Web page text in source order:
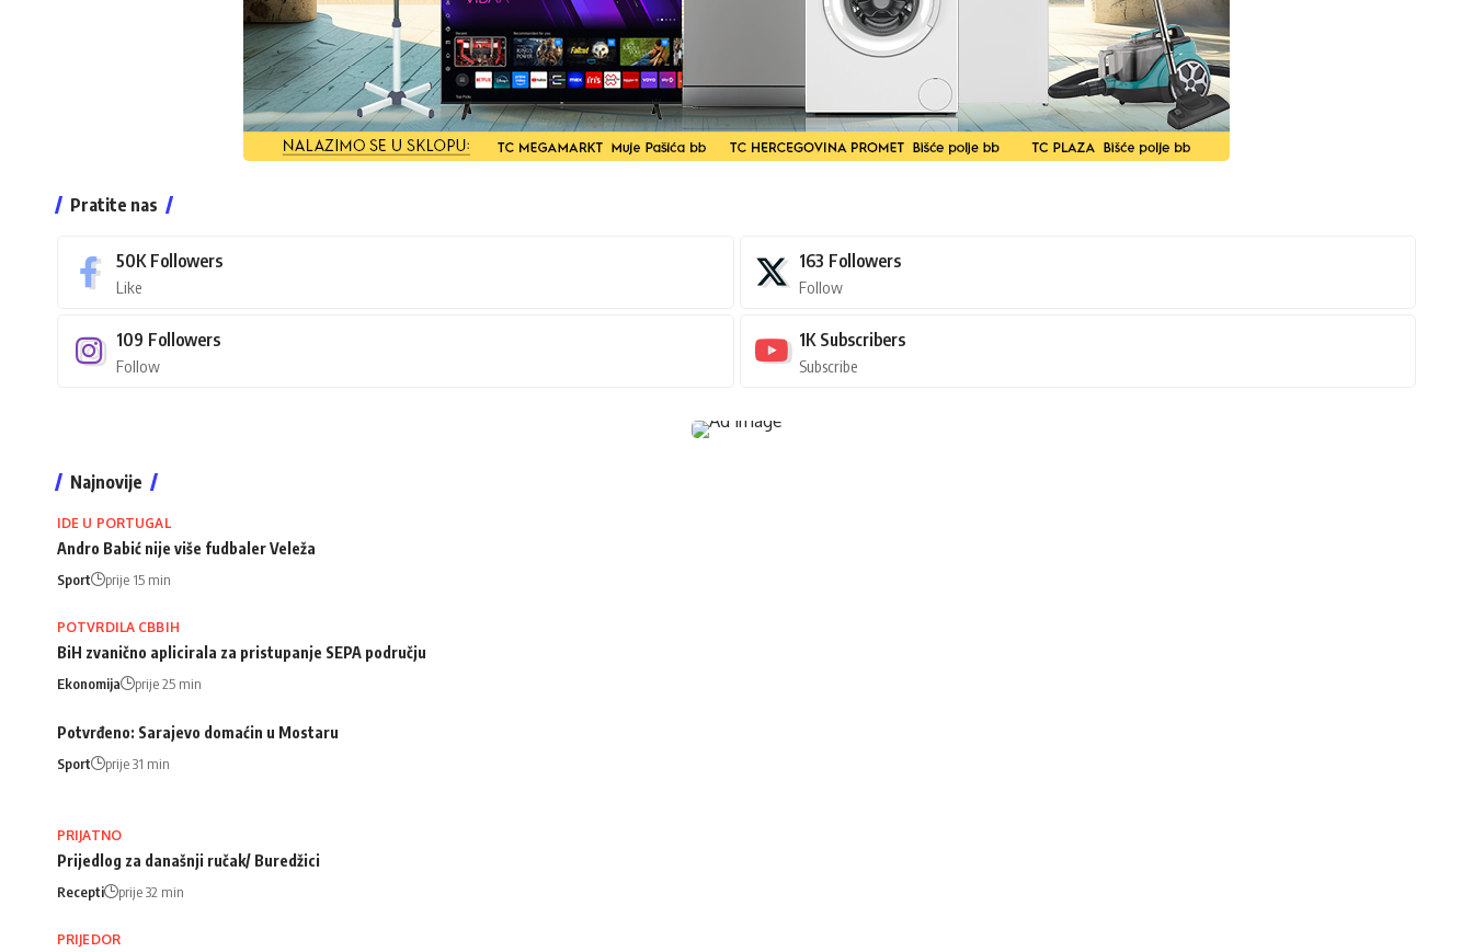
Pratite nas
50K Followers
Like
163 Followers
Follow
109 Followers
Follow
1K Subscribers
Subscribe
Najnovije
IDE U PORTUGAL
Andro Babić nije više fudbaler Veleža
Sport prije 15 min
POTVRDILA CBBIH
BiH zvanično aplicirala za pristupanje SEPA području
Ekonomija prije 25 min
Potvrđeno: Sarajevo domaćin u Mostaru
Sport prije 31 min
PRIJATNO
Prijedlog za današnji ručak/ Buredžici
Recepti prije 32 min
PRIJEDOR